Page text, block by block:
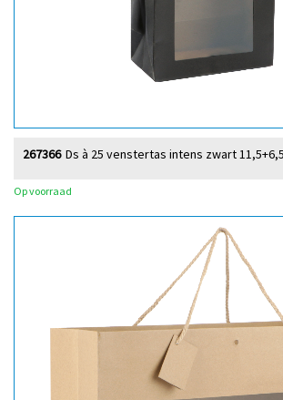
Ds à 25 venstertas intens zwart
267366
Op voorraad